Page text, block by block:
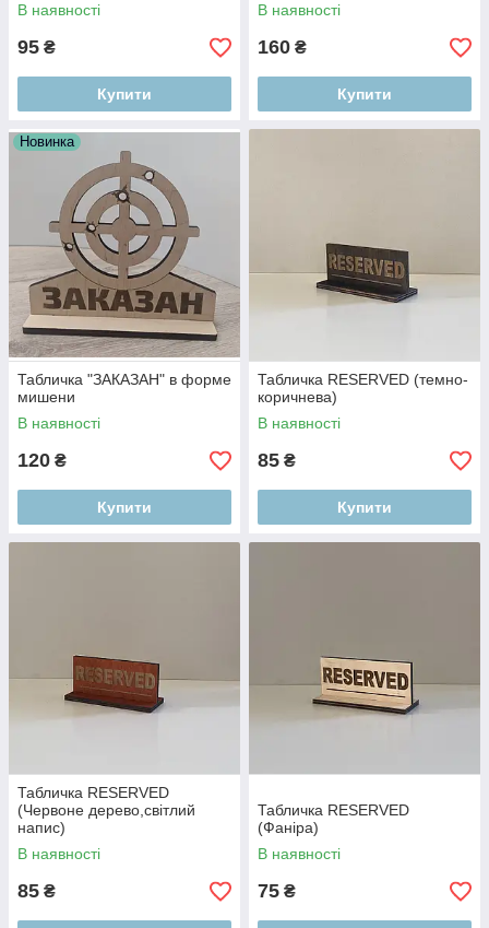
В наявності
95 ₴
Купити
В наявності
160 ₴
Купити
Новинка
Табличка "ЗАКАЗАН" в форме
мишени
В наявності
120 ₴
Купити
Табличка RESERVED (темно-
коричнева)
В наявності
85 ₴
Купити
Табличка RESERVED
(Червоне дерево,світлий
напис)
В наявності
85 ₴
Табличка RESERVED
(Фаніра)
В наявності
75 ₴